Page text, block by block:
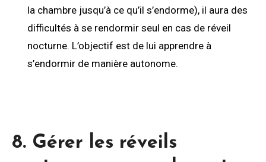
la chambre jusqu’à ce qu’il s’endorme), il aura des
difficultés à se rendormir seul en cas de réveil
nocturne. L’objectif est de lui apprendre à
s’endormir de manière autonome.
8. Gérer les réveils